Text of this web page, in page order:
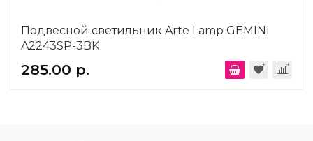
Подвесной светильник Arte Lamp GEMINI
A2243SP-3BK
285.00 р.